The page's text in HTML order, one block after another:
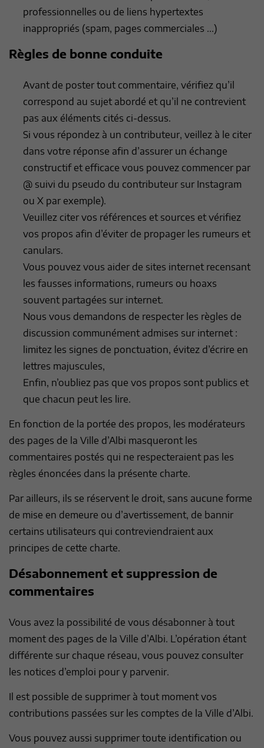
professionnelles ou de liens hypertextes
inappropriés (spam, pages commerciales ...)
Règles de bonne conduite
Avant de poster tout commentaire, vérifiez qu’il
correspond au sujet abordé et qu’il ne contrevient
pas aux éléments cités ci-dessus.
Si vous répondez à un contributeur, veillez à le citer
dans votre réponse afin d’assurer un échange
constructif et efficace vous pouvez commencer par
@ suivi du pseudo du contributeur sur Instagram
ou X par exemple).
Veuillez citer vos références et sources et vérifiez
vos propos afin d’éviter de propager les rumeurs et
canulars.
Vous pouvez vous aider de sites internet recensant
les fausses informations, rumeurs ou hoaxs
souvent partagées sur internet.
Nous vous demandons de respecter les règles de
discussion communément admises sur internet :
limitez les signes de ponctuation, évitez d’écrire en
lettres majuscules,
Enfin, n’oubliez pas que vos propos sont publics et
que chacun peut les lire.
En fonction de la portée des propos, les modérateurs
des pages de la Ville d’Albi masqueront les
commentaires postés qui ne respecteraient pas les
règles énoncées dans la présente charte.
Par ailleurs, ils se réservent le droit, sans aucune forme
de mise en demeure ou d’avertissement, de bannir
certains utilisateurs qui contreviendraient aux
principes de cette charte.
Désabonnement et suppression de
commentaires
Vous avez la possibilité de vous désabonner à tout
moment des pages de la Ville d’Albi. L’opération étant
différente sur chaque réseau, vous pouvez consulter
les notices d’emploi pour y parvenir.
Il est possible de supprimer à tout moment vos
contributions passées sur les comptes de la Ville d’Albi.
Vous pouvez aussi supprimer toute identification ou